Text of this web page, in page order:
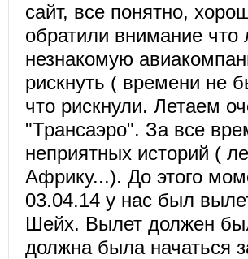
сайт, все понятно,
обратили внимание что
незнакомую
рискнуть ( времени не
что рискнули. Летаем
"Трансаэро". За все
неприятных историй (
Африку...). До этого
03.04.14 у нас был
Шейх. Вылет должен
должна была начаться